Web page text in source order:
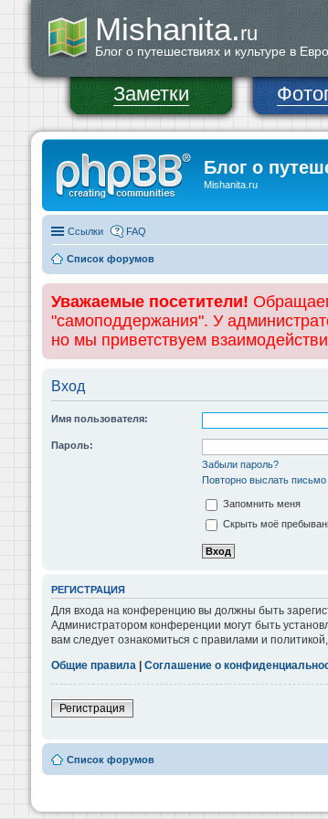
Mishanita.ru
Блог о путешествиях и культуре в
Заметки
Блог о
Mishanita.ru
Ссылки FAQ
Список форумов
Уважаемые посетители!
"самоподдержания". У
но мы приветствуем
Вход
Имя пользователя:
Пароль:
Забыли пароль?
Повторно выслать письмо
Запомнить меня
Скрыть моё
РЕГИСТРАЦИЯ
Для входа на конференцию вы должны быть
Администратором конференции могут быть
вам следует ознакомиться с правилами и
Общие правила
Соглашение о
Регистрация
Список форумов